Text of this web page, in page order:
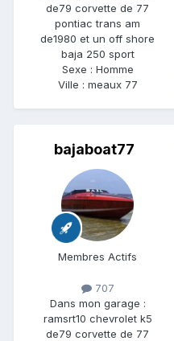
de79 corvette de 77
pontiac trans am
de1980 et un off shore
baja 250 sport
Sexe : Homme
Ville : meaux 77
bajaboat77
Membres Actifs
707
Dans mon garage :
ramsrt10 chevrolet k5
de79 corvette de 77